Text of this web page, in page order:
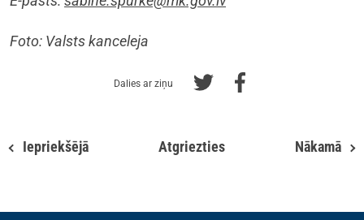
Foto: Valsts kanceleja
Dalies ar ziņu
Iepriekšējā Atgriezties Nākamā